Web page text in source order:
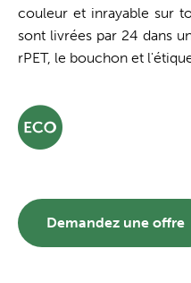
couleur et inrayable sur
sont livrées par 24 dans
rPET, le bouchon et
Demandez une offre